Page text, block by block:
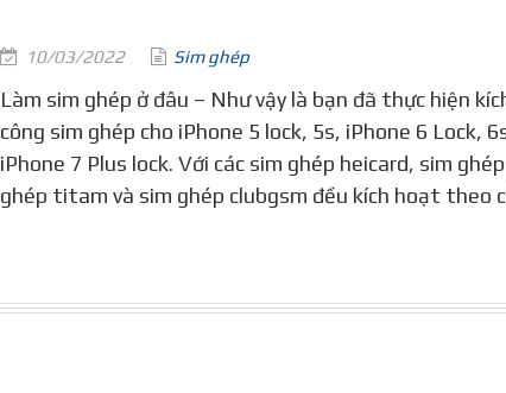
10/03/2022 Sim ghép
Làm sim ghép ở đâu – Như vậy là bạn đã thực hiện
công sim ghép cho iPhone 5 lock, 5s, iPhone 6 Lock,
iPhone 7 Plus lock. Với các sim ghép heicard, sim
ghép titam và sim ghép clubgsm đều kích hoạt theo